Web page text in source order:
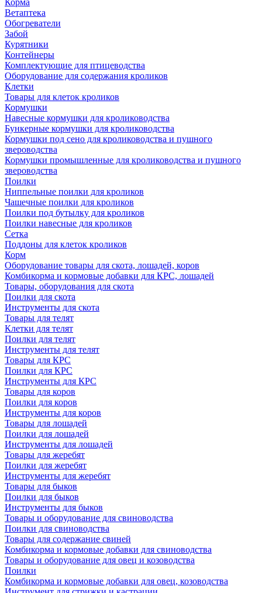
Корма
Ветаптека
Обогреватели
Забой
Курятники
Контейнеры
Комплектующие для птицеводства
Оборудование для содержания кроликов
Клетки
Товары для клеток кроликов
Кормушки
Навесные кормушки для кролиководства
Бункерные кормушки для кролиководства
Кормушки под сено для кролиководства и пушного
звероводства
Кормушки промышленные для кролиководства и пушного
звероводства
Поилки
Ниппельные поилки для кроликов
Чашечные поилки для кроликов
Поилки под бутылку для кроликов
Поилки навесные для кроликов
Сетка
Поддоны для клеток кроликов
Корм
Оборудование товары для скота, лошадей, коров
Комбикорма и кормовые добавки для КРС, лошадей
Товары, оборудования для скота
Поилки для скота
Инструменты для скота
Товары для телят
Клетки для телят
Поилки для телят
Инструменты для телят
Товары для КРС
Поилки для КРС
Инструменты для КРС
Товары для коров
Поилки для коров
Инструменты для коров
Товары для лошадей
Поилки для лошадей
Инструменты для лошадей
Товары для жеребят
Поилки для жеребят
Инструменты для жеребят
Товары для быков
Поилки для быков
Инструменты для быков
Товары и оборудование для свиноводства
Поилки для свиноводства
Товары для содержание свиней
Комбикорма и кормовые добавки для свиноводства
Товары и оборудование для овец и козоводства
Поилки
Комбикорма и кормовые добавки для овец, козоводства